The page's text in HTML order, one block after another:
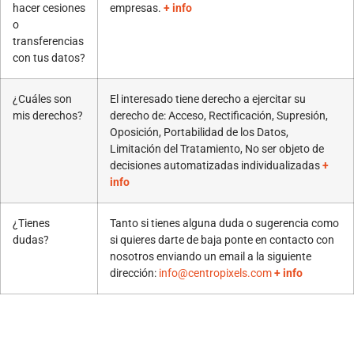
hacer cesiones
o
transferencias
con tus datos?
empresas. + info
¿Cuáles son
mis derechos?
El interesado tiene derecho a ejercitar su
derecho de: Acceso, Rectificación, Supresión,
Oposición, Portabilidad de los Datos,
Limitación del Tratamiento, No ser objeto de
decisiones automatizadas individualizadas+
info
¿Tienes
dudas?
Tanto si tienes alguna duda o sugerencia como
si quieres darte de baja ponte en contacto con
nosotros enviando un email a la siguiente
dirección: info@centropixels.com+ info